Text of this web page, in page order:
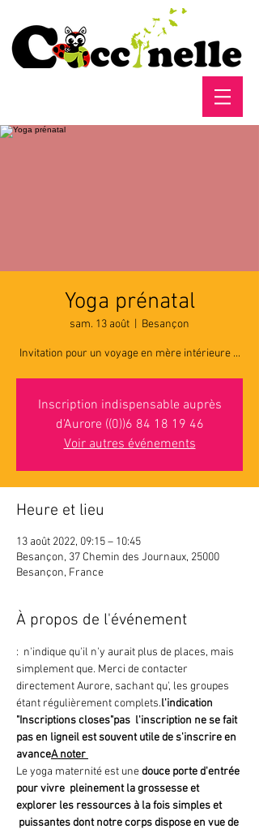
Yoga prénatal
sam. 13 août Besançon
Invitation pour un voyage en mère intérieure ...
Inscription indispensable auprès
d'Aurore ((0))6 84 18 19 46
Voir autres événements
Heure et lieu
13 août 2022, 09:15 – 10:45
Besançon, 37 Chemin des Journaux, 25000
Besançon, France
À propos de l'événement
: n'indique qu'il n'y aurait plus de places, mais
simplement que. Merci de contacter
directement Aurore, sachant qu', les groupes
étant régulièrement complets.l'indication
"Inscriptions closes"pas l'inscription ne se fait
pas en ligneil est souvent utile de s'inscrire en
avanceA noter
Le yoga maternité est une douce porte d'entrée
pour vivre  pleinement la grossesse et
explorer les ressources à la fois simples et
puissantes dont notre corps dispose en vue de